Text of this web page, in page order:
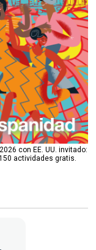
con EE. UU. invitado:
actividades gratis.